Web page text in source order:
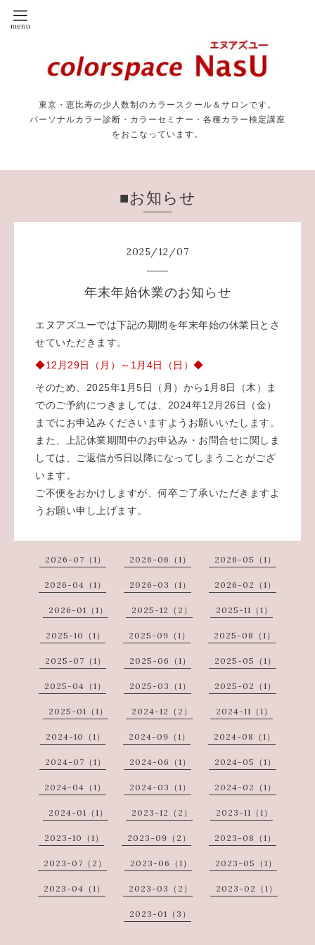
東京・恵比寿の少人数制のカラースクール＆サロンです。
パーソナルカラー診断・カラーセミナー・各種カラー検定講座
をおこなっています。
■お知らせ
2025/12/07
年末年始休業のお知らせ
エヌアズユーでは下記の期間を年末年始の休業日とさ
せていただきます。
◆12月29日（月）～1月4日（日）◆
そのため、2025年1月5日（月）から1月8日（木）ま
でのご予約につきましては、2024年12月26日（金）
までにお申込みくださいますようお願いいたします。
また、上記休業期間中のお申込み・お問合せに関しま
しては、ご返信が5日以降になってしまうことがござ
います。
ご不便をおかけしますが、何卒ご了承いただきますよ
うお願い申し上げます。
2026-07（1） 2026-06（1） 2026-05（1）
2026-04（1） 2026-03（1） 2026-02（1）
2026-01（1） 2025-12（2） 2025-11（1）
2025-10（1） 2025-09（1） 2025-08（1）
2025-07（1） 2025-06（1） 2025-05（1）
2025-04（1） 2025-03（1） 2025-02（1）
2025-01（1） 2024-12（2） 2024-11（1）
2024-10（1） 2024-09（1） 2024-08（1）
2024-07（1） 2024-06（1） 2024-05（1）
2024-04（1） 2024-03（1） 2024-02（1）
2024-01（1） 2023-12（2） 2023-11（1）
2023-10（1） 2023-09（2） 2023-08（1）
2023-07（2） 2023-06（1） 2023-05（1）
2023-04（1） 2023-03（2） 2023-02（1）
2023-01（3）